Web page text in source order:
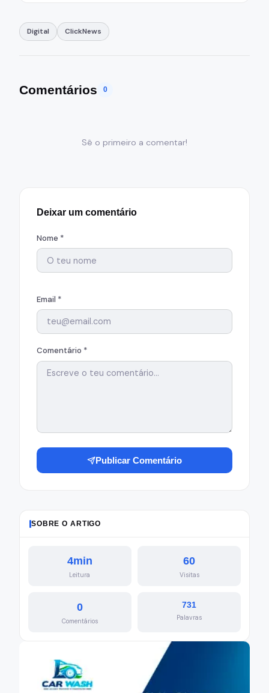
Digital ClickNews
Comentários 0
Sê o primeiro a comentar!
Deixar um comentário
Nome *
Email *
Comentário *
Publicar Comentário
SOBRE O ARTIGO
4min
Leitura
60
Visitas
0
Comentários
731
Palavras